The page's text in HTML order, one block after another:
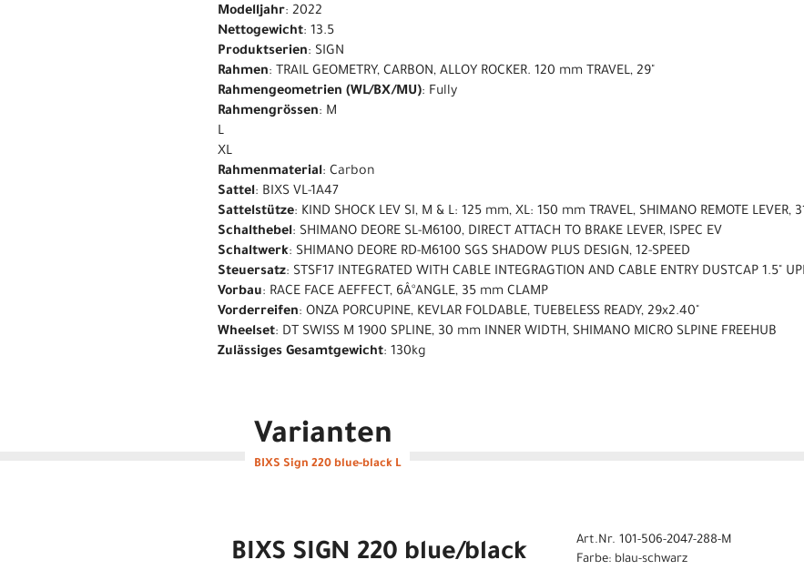
Modelljahr: 2022
Nettogewicht: 13.5
Produktserien: SIGN
Rahmen: TRAIL GEOMETRY, CARBON, ALLOY ROCKER. 120 mm TRAVEL, 29"
Rahmengeometrien (WL/BX/MU): Fully
Rahmengrössen: M
L
XL
Rahmenmaterial: Carbon
Sattel: BIXS VL-1A47
Sattelstütze: KIND SHOCK LEV SI, M & L: 125 mm, XL: 150 mm TRAVEL, SHIMANO REMOTE LEVER,
Schalthebel: SHIMANO DEORE SL-M6100, DIRECT ATTACH TO BRAKE LEVER, ISPEC EV
Schaltwerk: SHIMANO DEORE RD-M6100 SGS SHADOW PLUS DESIGN, 12-SPEED
Steuersatz: STSF17 INTEGRATED WITH CABLE INTEGRAGTION AND CABLE ENTRY DUSTCAP 1.5"
Vorbau: RACE FACE AEFFECT, 6Â°ANGLE, 35 mm CLAMP
Vorderreifen: ONZA PORCUPINE, KEVLAR FOLDABLE, TUEBELESS READY, 29x2.40"
Wheelset: DT SWISS M 1900 SPLINE, 30 mm INNER WIDTH, SHIMANO MICRO SLPINE FREEHUB
Zulässiges Gesamtgewicht: 130kg
Varianten
BIXS Sign 220 blue-black L
BIXS SIGN 220 blue/black
Art.Nr. 101-506-2047-288-M
Farbe: blau-schwarz